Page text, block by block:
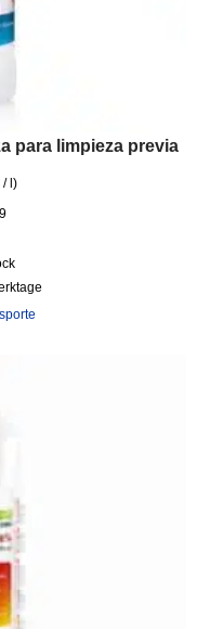
para limpieza previa
/l)